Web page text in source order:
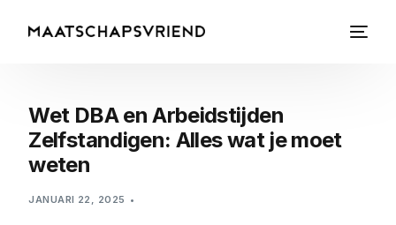
Wet DBA en Arbeidstijden
Zelfstandigen: Alles wat je moet
weten
JANUARI 22, 2025